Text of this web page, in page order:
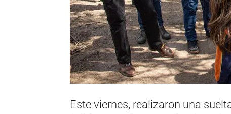
Este viernes, realizaron una